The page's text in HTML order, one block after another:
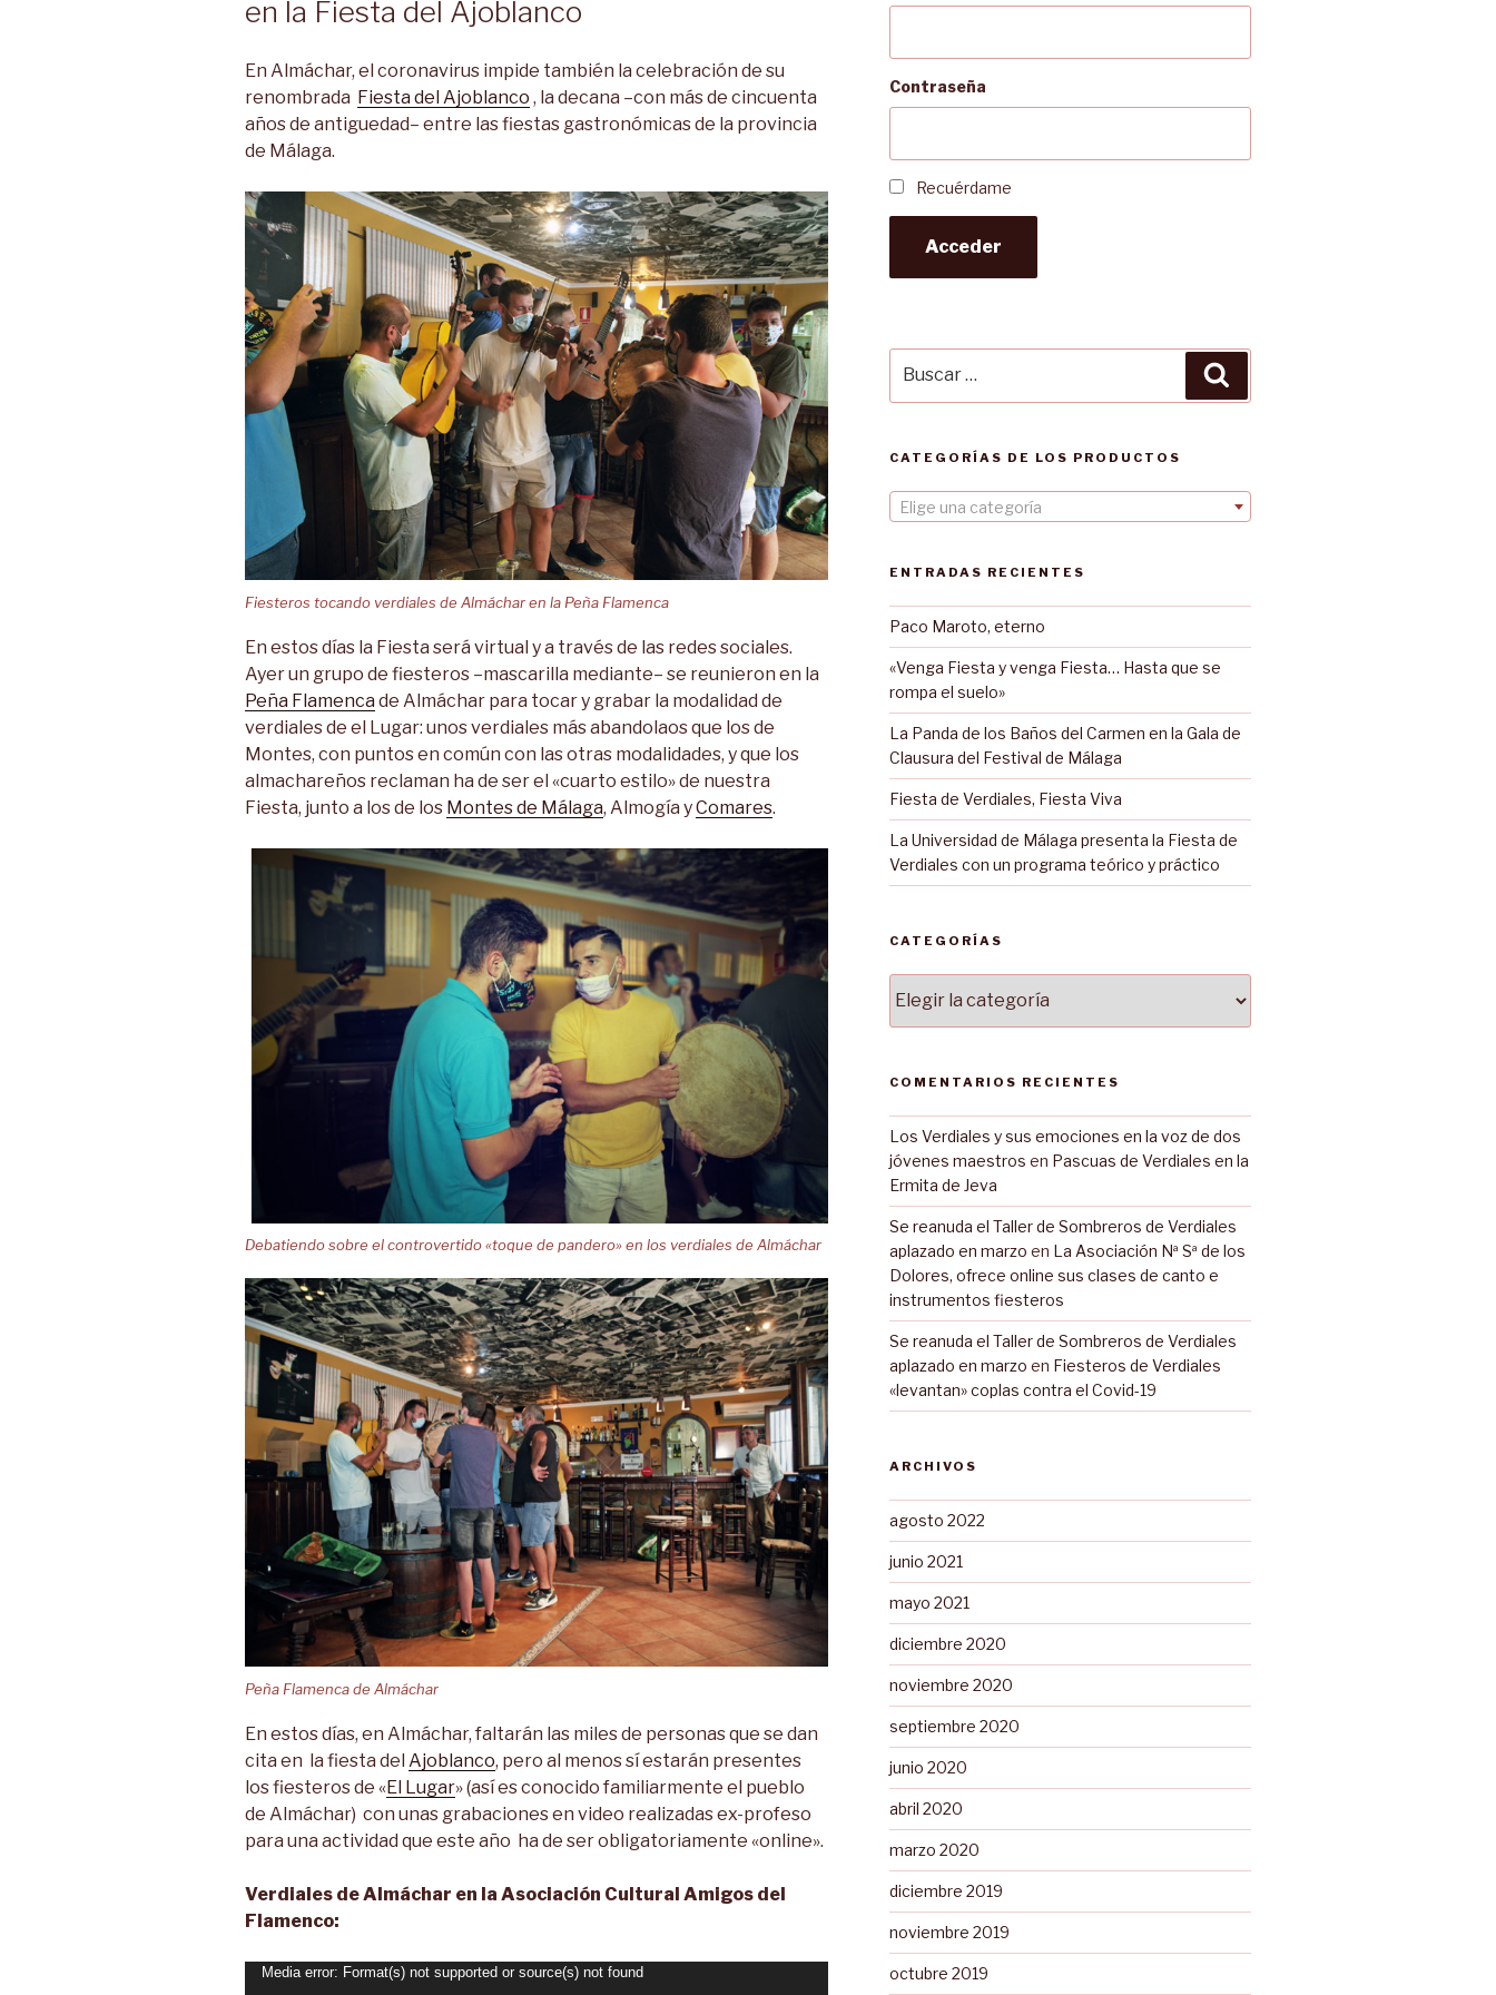
en la Fiesta del Ajoblanco
En Almáchar, el coronavirus impide también la celebración de su
renombrada Fiesta del Ajoblanco , la decana –con más de cincuenta
años de antiguedad– entre las fiestas gastronómicas de la provincia
de Málaga.
Fiesteros tocando verdiales de Almáchar en la Peña Flamenca
En estos días la Fiesta será virtual y a través de las redes sociales.
Ayer un grupo de fiesteros –mascarilla mediante– se reunieron en la
Peña Flamenca de Almáchar para tocar y grabar la modalidad de
verdiales de el Lugar: unosverdiales más abandolaos que los de
Montes, con puntos en común con las otras modalidades, y que los
almachareños reclaman ha de ser el «cuarto estilo» de nuestra
Fiesta, junto a los de los Montes de Málaga, Almogía yComares.
Debatiendo sobre el controvertido «toque de pandero» en los verdiales de Almáchar
Peña Flamenca de Almáchar
En estos días, en Almáchar, faltarán las miles de personas que se dan
cita en la fiesta del Ajoblanco, pero al menos sí estarán presentes
los fiesteros de «El Lugar» (así es conocido familiarmente el pueblo
de Almáchar) con unas grabaciones en video realizadas ex-profeso
para una actividad que este año ha de ser obligatoriamente «online».
Verdiales de Almáchar en la Asociación Cultural Amigos del
Flamenco:
Reproductor
Media error: Format(s) not supported or source(s) not found
Contraseña
Recuérdame
Acceder
por:
CATEGORÍAS DE LOS PRODUCTOS
Elige una categoría
ENTRADAS RECIENTES
Paco Maroto, eterno
«Venga Fiesta y venga Fiesta… Hasta que se
rompa el suelo»
La Panda de los Baños del Carmen en la Gala de
Clausura del Festival de Málaga
Fiesta de Verdiales, Fiesta Viva
La Universidad de Málaga presenta la Fiesta de
Verdiales con un programa teórico y práctico
CATEGORÍAS
COMENTARIOS RECIENTES
Los Verdiales y sus emociones en la voz de dos
jóvenes maestros en Pascuas de Verdiales en la
Ermita de Jeva
Se reanuda el Taller de Sombreros de Verdiales
aplazado en marzo en La Asociación Nª Sª de los
Dolores, ofrece online sus clases de canto e
instrumentos fiesteros
Se reanuda el Taller de Sombreros de Verdiales
aplazado en marzo en Fiesteros de Verdiales
«levantan» coplas contra el Covid-19
ARCHIVOS
agosto 2022
junio 2021
mayo 2021
diciembre 2020
noviembre 2020
septiembre 2020
junio 2020
abril 2020
marzo 2020
diciembre 2019
noviembre 2019
octubre 2019